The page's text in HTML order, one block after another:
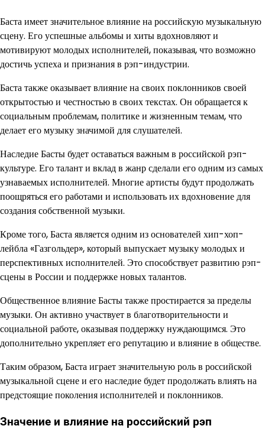
Баста имеет значительное влияние на российскую музыкальную
сцену. Его успешные альбомы и хиты вдохновляют и
мотивируют молодых исполнителей, показывая, что возможно
достичь успеха и признания в рэп-индустрии.
Баста также оказывает влияние на своих поклонников своей
открытостью и честностью в своих текстах. Он обращается к
социальным проблемам, политике и жизненным темам, что
делает его музыку значимой для слушателей.
Наследие Басты будет оставаться важным в российской рэп-
культуре. Его талант и вклад в жанр сделали его одним из самых
узнаваемых исполнителей. Многие артисты будут продолжать
поощряться его работами и использовать их вдохновение для
создания собственной музыки.
Кроме того, Баста является одним из основателей хип-хоп-
лейбла «Газгольдер», который выпускает музыку молодых и
перспективных исполнителей. Это способствует развитию рэп-
сцены в России и поддержке новых талантов.
Общественное влияние Басты также простирается за пределы
музыки. Он активно участвует в благотворительности и
социальной работе, оказывая поддержку нуждающимся. Это
дополнительно укрепляет его репутацию и влияние в обществе.
Таким образом, Баста играет значительную роль в российской
музыкальной сцене и его наследие будет продолжать влиять на
предстоящие поколения исполнителей и поклонников.
Значение и влияние на российский рэп